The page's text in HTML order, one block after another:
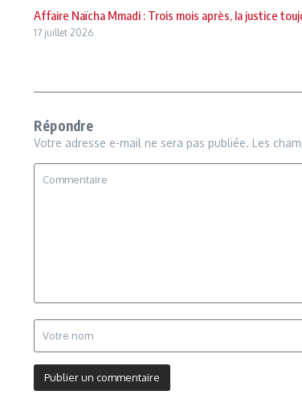
Affaire Naïcha Mmadi : Trois mois après, la justice
17 juillet 2026
Répondre
Votre adresse e-mail ne sera pas publiée. Les